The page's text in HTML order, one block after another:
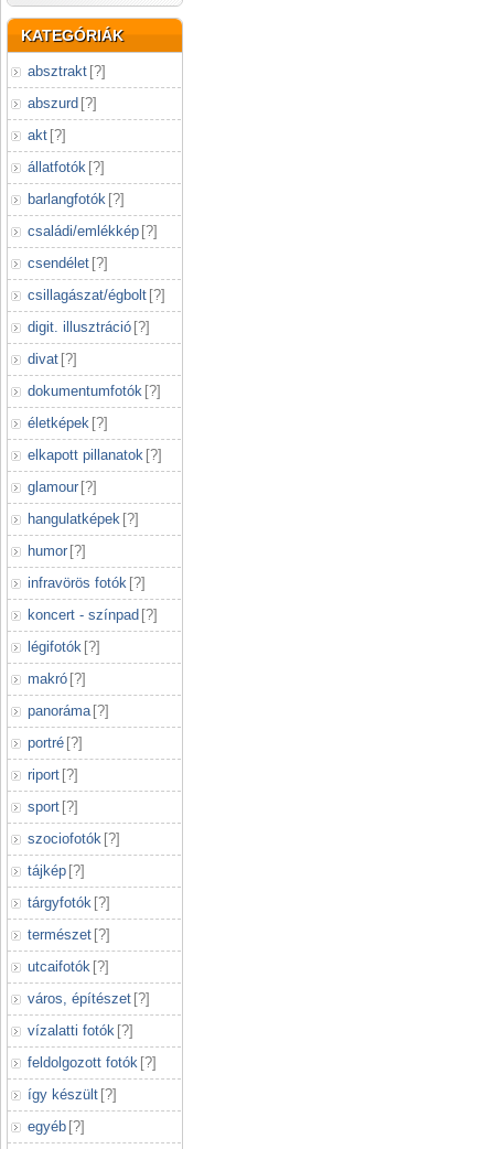
KATEGÓRIÁK
absztrakt [?]
abszurd [?]
akt [?]
állatfotók [?]
barlangfotók [?]
családi/emlékkép [?]
csendélet [?]
csillagászat/égbolt [?]
digit. illusztráció [?]
divat [?]
dokumentumfotók [?]
életképek [?]
elkapott pillanatok [?]
glamour [?]
hangulatképek [?]
humor [?]
infravörös fotók [?]
koncert - színpad [?]
légifotók [?]
makró [?]
panoráma [?]
portré [?]
riport [?]
sport [?]
szociofotók [?]
tájkép [?]
tárgyfotók [?]
természet [?]
utcaifotók [?]
város, építészet [?]
vízalatti fotók [?]
feldolgozott fotók [?]
így készült [?]
egyéb [?]